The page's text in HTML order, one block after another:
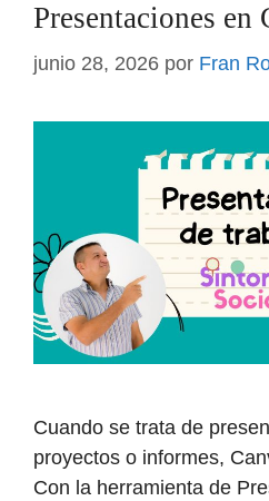
Presentaciones en
junio 28, 2026 por Fran
Cuando se trata de
proyectos o informes,
Con la herramienta de